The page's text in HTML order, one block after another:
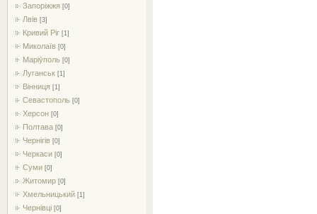
Запоріжжя [0]
Лвів [3]
Кривий Ріг [1]
Миколаїв [0]
Маріу́поль [0]
Луганськ [1]
Вінниця [1]
Севастополь [0]
Херсон [0]
Полтава [0]
Чернігів [0]
Черкаси [0]
Суми [0]
Житомир [0]
Хмельницький [1]
Чернівці [0]